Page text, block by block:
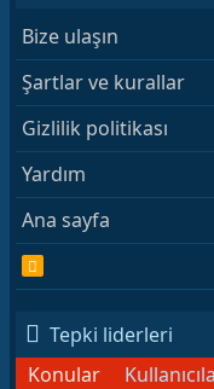
Bize ulaşın
Şartlar ve kurallar
Gizlilik politikası
Yardım
Ana sayfa
R
S
Tepki liderleri
Konular